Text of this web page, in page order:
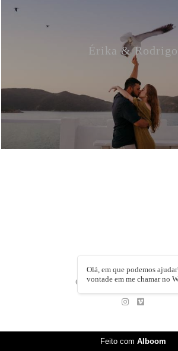
Érika & Rodrigo
CAMILLA BANDEIRA/
Olá, em que podemos
vontade em me chamar no
Feito com Alboom